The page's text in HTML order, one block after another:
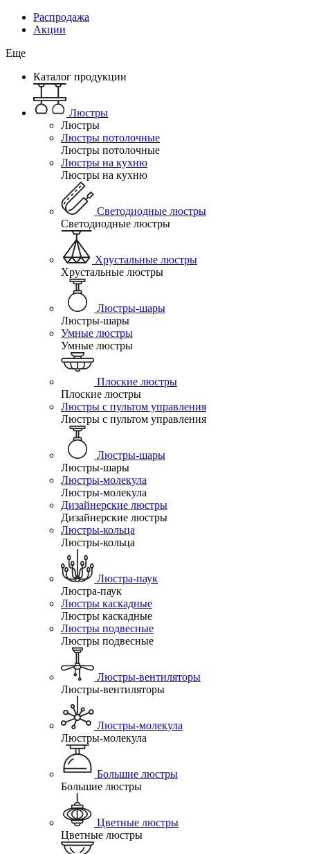
Распродажа
Акции
Еще
Каталог продукции
Люстры
Люстры
Люстры потолочные
Люстры потолочные
Люстры на кухню
Люстры на кухню
Светодиодные люстры
Светодиодные люстры
Хрустальные люстры
Хрустальные люстры
Люстры-шары
Люстры-шары
Умные люстры
Умные люстры
Плоские люстры
Плоские люстры
Люстры с пультом управления
Люстры с пультом управления
Люстры-шары
Люстры-шары
Люстры-молекула
Люстры-молекула
Дизайнерские люстры
Дизайнерские люстры
Люстры-кольца
Люстры-кольца
Люстра-паук
Люстра-паук
Люстры каскадные
Люстры каскадные
Люстры подвесные
Люстры подвесные
Люстры-вентиляторы
Люстры-вентиляторы
Люстры-молекула
Люстры-молекула
Большие люстры
Большие люстры
Цветные люстры
Цветные люстры